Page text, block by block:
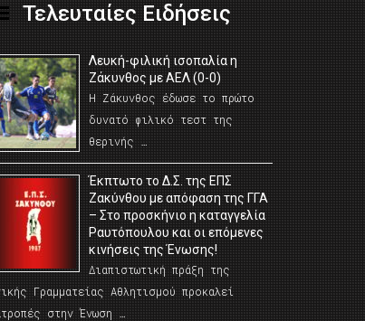
Τελευταίες Ειδήσεις
Λευκή-φιλική ισοπαλία η
Ζάκυνθος με ΑΕΛ (0-0)
Η Ζάκυνθος έδωσε το πρώτο
δυνατό φιλικό τεστ της
θερινής …
Έκπτωτο το Δ.Σ. της ΕΠΣ
Ζακύνθου με απόφαση της ΓΓΑ
– Στο προσκήνιο η καταγγελία
Ραυτόπουλου και οι επόμενες
κινήσεις της Ένωσης!
Διαπιστωτική πράξη της
Γραμματείας Αθλητισμού προκαλεί
στην Ένωση …